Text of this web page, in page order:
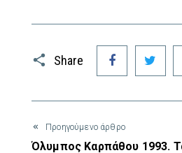
Share
Facebook
Προηγούμενο άρθρο
Όλυμπος Καρπάθου 1993.